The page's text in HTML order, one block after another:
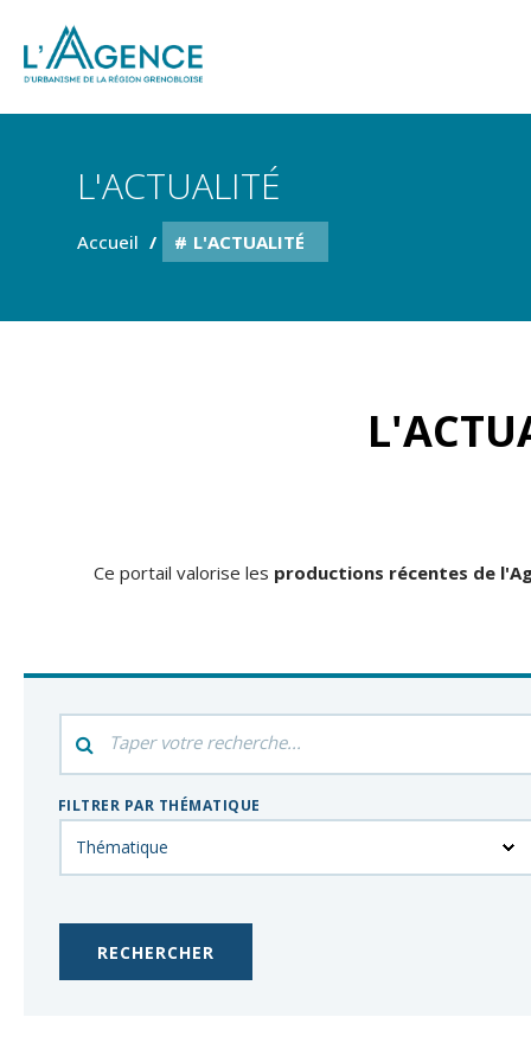
L'ACTUALITÉ
Accueil L'ACTUALITÉ
Ce portail valorise les productions récentes de
par
clés
FILTRER PAR THÉMATIQUE